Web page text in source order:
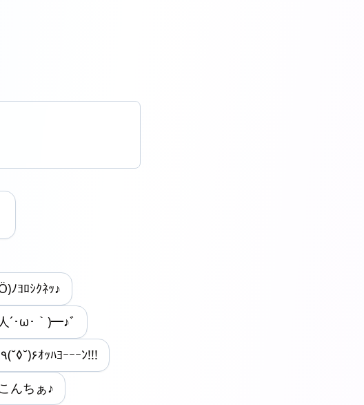
ﾖﾛｼｸﾈｯ♪
´･ω･｀)━♪ﾞ
٩(˘◊˘)۶ｵｯﾊﾖｰｰｰﾝ!!!
んちぁ♪